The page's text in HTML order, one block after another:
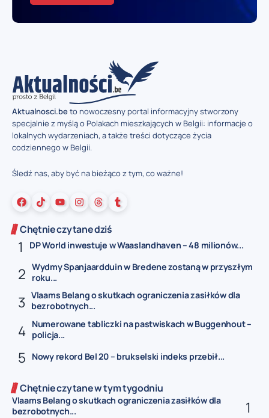
Aktualnosci.beto nowoczesny portal informacyjny stworzony
specjalnie z myślą o Polakach mieszkających w Belgii: informacje o
lokalnych wydarzeniach, a także treści dotyczące życia
codziennego w Belgii.
Śledź nas, aby być na bieżąco z tym, co ważne!
Chętnie czytane dziś
DP World inwestuje w Waaslandhaven – 48 milionów...
Wydmy Spanjaardduin w Bredene zostaną w przyszłym
roku...
Vlaams Belang o skutkach ograniczenia zasiłków dla
bezrobotnych...
Numerowane tabliczki na pastwiskach w Buggenhout –
policja...
Nowy rekord Bel 20 – brukselski indeks przebił...
Chętnie czytane w tym tygodniu
Vlaams Belang o skutkach ograniczenia zasiłków dla
bezrobotnych...